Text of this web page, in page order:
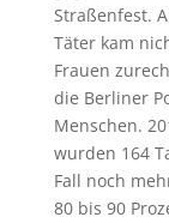
Straßenfest.
Täter kam
Frauen
die Berliner
Menschen.
wurden 164
Fall noch
80 bis 90